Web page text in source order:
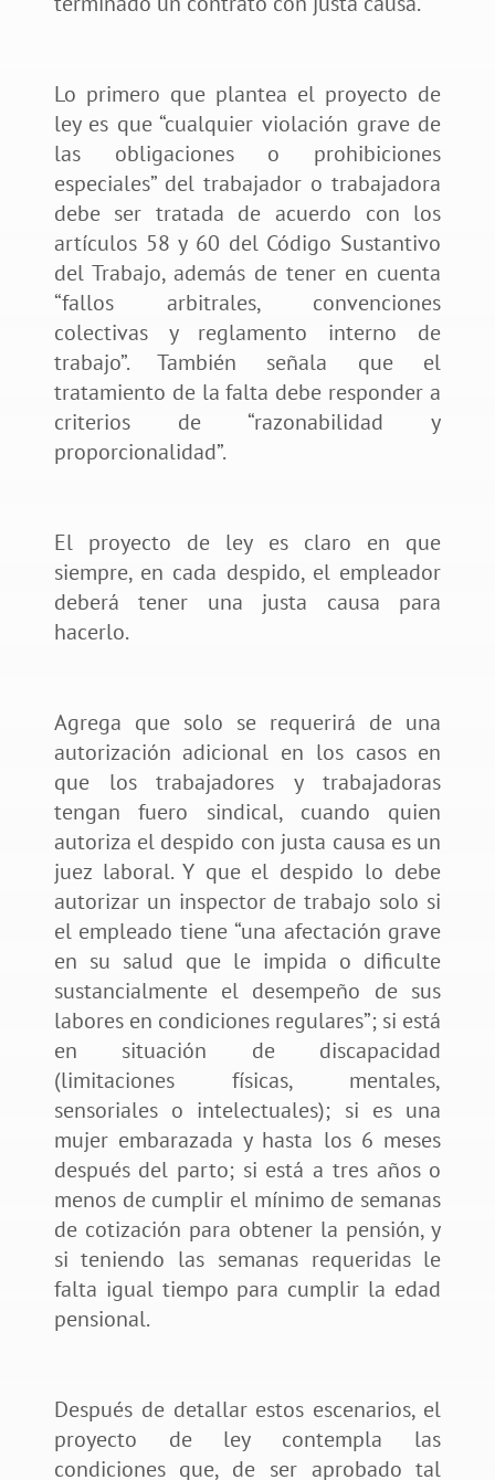
Lo primero que plantea el proyecto de
ley es que “cualquier violación grave de
las obligaciones o prohibiciones
especiales” del trabajador o trabajadora
debe ser tratada de acuerdo con los
artículos 58 y 60 del Código Sustantivo
del Trabajo, además de tener en cuenta
“fallos arbitrales, convenciones
colectivas y reglamento interno de
trabajo”. También señala que el
tratamiento de la falta debe responder a
criterios de “razonabilidad y
proporcionalidad”.
El proyecto de ley es claro en que
siempre, en cada despido, el empleador
deberá tener una justa causa para
hacerlo.
Agrega que solo se requerirá de una
autorización adicional en los casos en
que los trabajadores y trabajadoras
tengan fuero sindical, cuando quien
autoriza el despido con justa causa es un
juez laboral. Y que el despido lo debe
autorizar un inspector de trabajo solo si
el empleado tiene “una afectación grave
en su salud que le impida o dificulte
sustancialmente el desempeño de sus
labores en condiciones regulares”; si está
en situación de discapacidad
(limitaciones físicas, mentales,
sensoriales o intelectuales); si es una
mujer embarazada y hasta los 6 meses
después del parto; si está a tres años o
menos de cumplir el mínimo de semanas
de cotización para obtener la pensión, y
si teniendo las semanas requeridas le
falta igual tiempo para cumplir la edad
pensional.
Después de detallar estos escenarios, el
proyecto de ley contempla las
condiciones que, de ser aprobado tal